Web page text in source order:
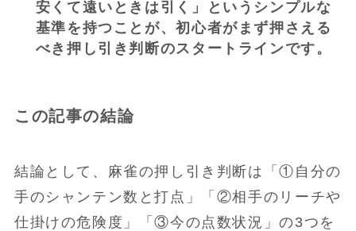
安くて遠いときは引く」というシンプルな
基準を持つことが、初心者がまず押さえる
べき押し引き判断のスタートラインです。
この記事の結論
結論として、麻雀の押し引き判断は「①自分の
手のシャンテン数と打点」「②相手のリーチや
仕掛けの危険度」「③今の点数状況」の3つを